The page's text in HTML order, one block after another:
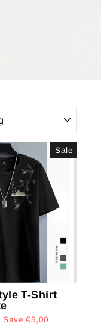
Sale
T-Shirt
Save €5,00